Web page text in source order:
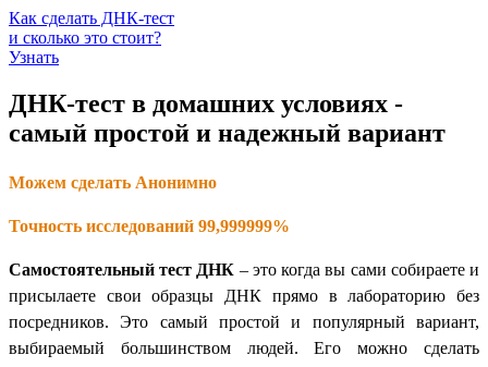
Как сделать ДНК-тест
и сколько это стоит?
Узнать
ДНК-тест в домашних условиях -
самый простой и надежный вариант
Можем сделать Анонимно
Точность исследований 99,999999%
Самостоятельный тест ДНК – это когда вы сами собираете и
присылаете свои образцы ДНК прямо в лабораторию без
посредников. Это самый простой и популярный вариант,
выбираемый большинством людей. Его можно сделать